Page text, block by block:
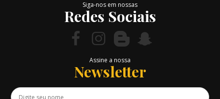
Siga-nos em nossas
Redes Sociais
Assine a nossa
Newsletter